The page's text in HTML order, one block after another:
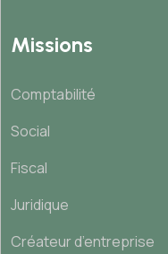
Missions
Comptabilité
Social
Fiscal
Juridique
Créateur d’entreprise